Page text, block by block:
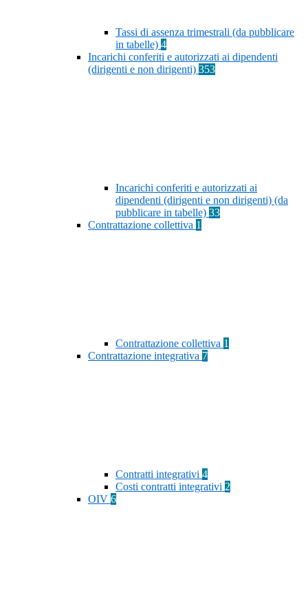
Tassi di assenza trimestrali (da pubblicare
in tabelle) 4
Incarichi conferiti e autorizzati ai dipendenti
(dirigenti e non dirigenti) 353
Incarichi conferiti e autorizzati ai
dipendenti (dirigenti e non dirigenti) (da
pubblicare in tabelle) 33
Contrattazione collettiva 1
Contrattazione collettiva 1
Contrattazione integrativa 7
Contratti integrativi 4
Costi contratti integrativi 2
OIV 6